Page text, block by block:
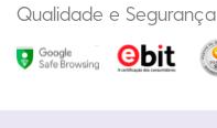
Qualidade e Segurança